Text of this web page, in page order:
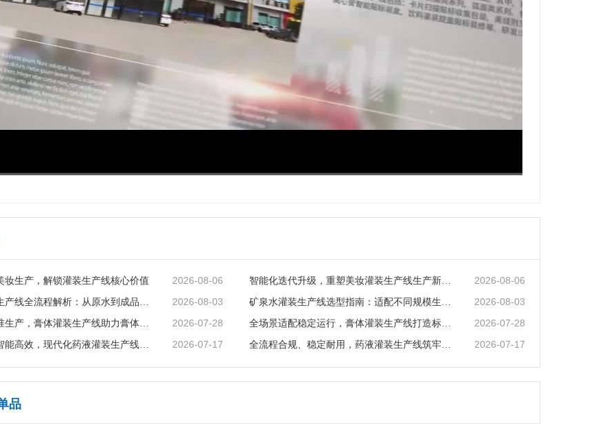
妆生产，解锁灌装生产线核心价值 2026-08-06 智能化迭代升级，重塑美妆灌装生产线生产新范式 2026-08-06
矿泉水灌装生产线全流程解析：从原水到成品的品质守护 2026-08-03 矿泉水灌装生产线选型指南：适配不同规模生产的核心逻辑 2026-08-03
智能赋能精准生产，膏体灌装生产线助力膏体行业提质增效 2026-07-28 全场景适配稳定运行，膏体灌装生产线打造标准化灌装新体系 2026-07-28
精准无菌、智能高效，现代化药液灌装生产线赋能制药行业升级 2026-07-17 全流程合规、稳定耐用，药液灌装生产线筑牢药液生产品质防线 2026-07-17
品